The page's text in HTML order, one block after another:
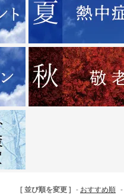
[ 並び順を変更 ] - おすすめ順 -